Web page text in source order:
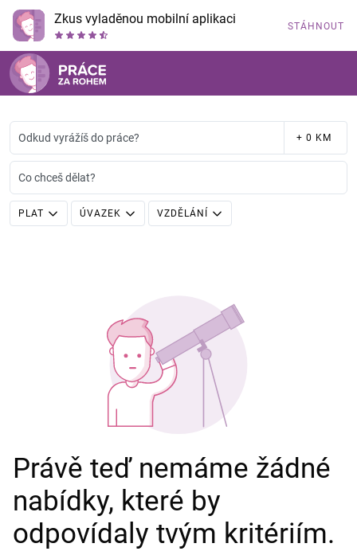
Zkus vyladěnou mobilní aplikaci STÁHNOUT
Odkud vyrážíš do práce? + 0 KM
Co chceš dělat?
PLAT ÚVAZEK VZDĚLÁNÍ
Právě teď nemáme žádné
nabídky, které by
odpovídaly tvým kritériím.